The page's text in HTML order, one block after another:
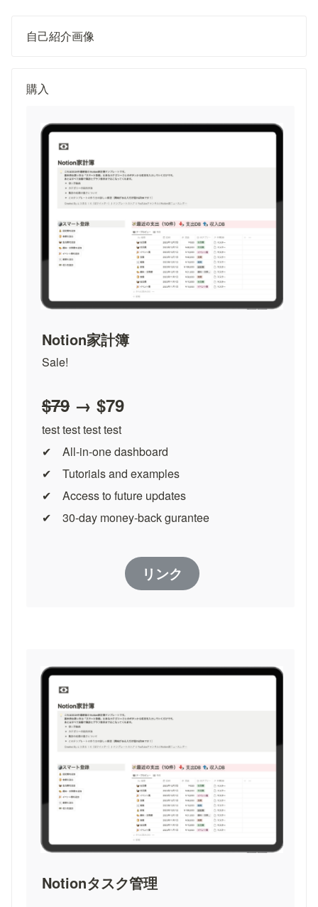
自己紹介画像
購入
Notion家計簿
Sale!
$79 → $79
test test test test
✔︎　All-in-one dashboard
✔︎　Tutorials and examples
✔︎　Access to future updates
✔︎　30-day money-back gurantee
リンク
Notionタスク管理